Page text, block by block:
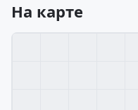
На карте